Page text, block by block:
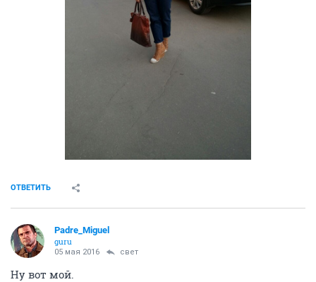
ОТВЕТИТЬ
Padre_Miguel
guru
05 мая 2016 свет
Ну вот мой.